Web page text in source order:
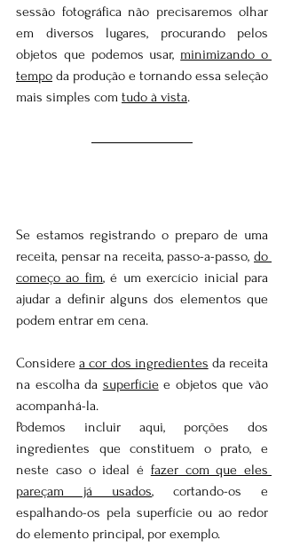
sessão fotográfica não precisaremos olhar
em diversos lugares, procurando pelos
objetos que podemos usar, minimizando o
tempo da produção e tornando essa seleção
mais simples com tudo à vista.
Se estamos registrando o preparo de uma
receita, pensar na receita, passo-a-passo, do
começo ao fim, é um exercício inicial para
ajudar a definir alguns dos elementos que
podem entrar em cena.
Considere a cor dos ingredientes da receita
na escolha da superfície e objetos que vão
acompanhá-la.
Podemos incluir aqui, porções dos
ingredientes que constituem o prato, e
neste caso o ideal é fazer com que eles
pareçam já usados, cortando-os e
espalhando-os pela superfície ou ao redor
do elemento principal, por exemplo.